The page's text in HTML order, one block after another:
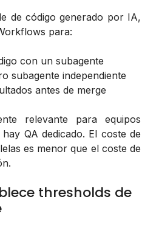
de código generado por IA,
para:
con un subagente
subagente independiente
antes de merge
relevante para equipos
QA dedicado. El coste de
es menor que el coste de
thresholds de